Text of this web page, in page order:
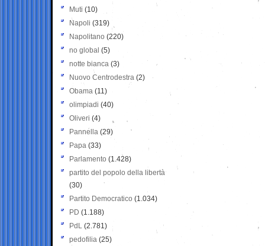
Muti (10)
Napoli (319)
Napolitano (220)
no global (5)
notte bianca (3)
Nuovo Centrodestra (2)
Obama (11)
olimpiadi (40)
Oliveri (4)
Pannella (29)
Papa (33)
Parlamento (1.428)
partito del popolo della libertà
(30)
Partito Democratico (1.034)
PD (1.188)
PdL (2.781)
pedofilia (25)